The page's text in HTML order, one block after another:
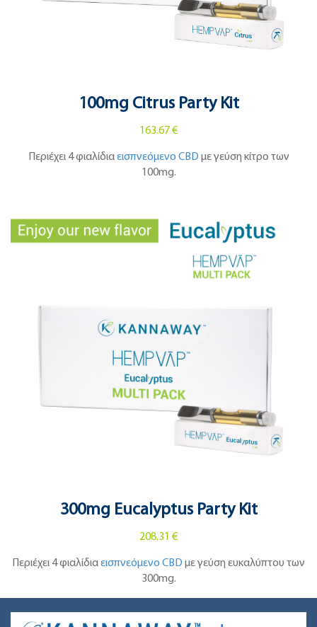
100mg Citrus Party Kit
163.67 €
Περιέχει 4 φιαλίδιαεισπνεόμενο CBD με γεύση κίτρο των
100mg.
300mg Eucalyptus Party Kit
208.31 €
Περιέχει 4 φιαλίδιαεισπνεόμενο CBD με γεύση ευκαλύπτου των
300mg.